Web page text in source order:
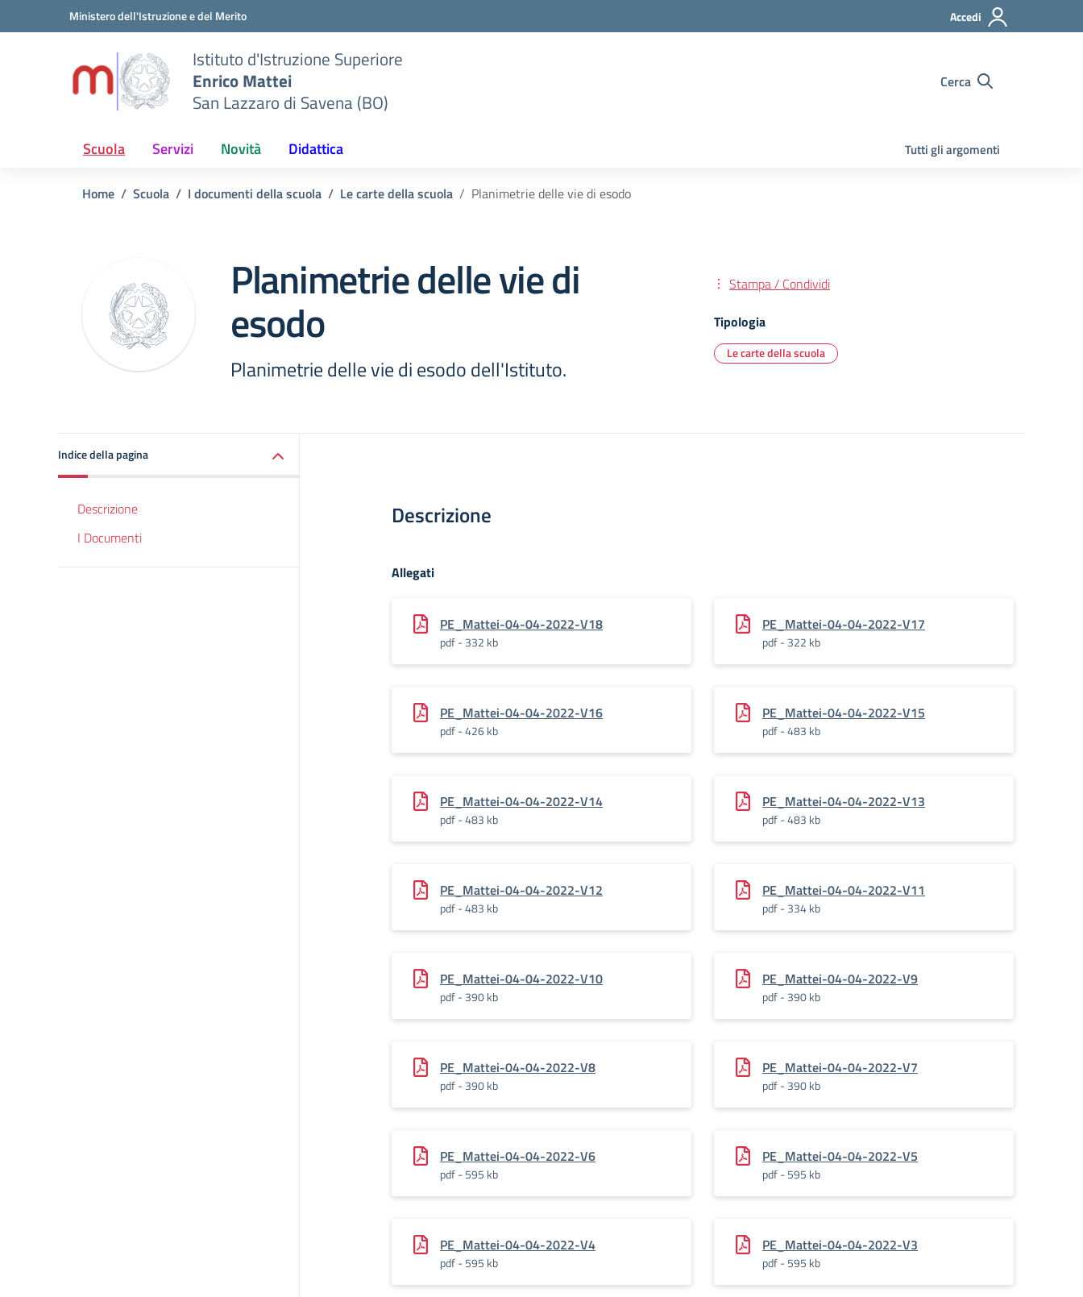
Vai ai contenuti
Vai al menu di navigazioneMinistero dell'Istruzione e del Merito Accedi
Istituto d'Istruzione Superiore
Enrico Mattei
San Lazzaro di Savena (BO)
Cerca
Scuola Servizi Novità Didattica Tutti gli argomenti
Home Scuola I documenti della scuola Le carte della scuola Planimetrie delle vie di esodo
Planimetrie delle vie di
esodo
Planimetrie delle vie di esodo dell'Istituto.
Stampa / Condividi
Tipologia
Le carte della scuola
Indice della pagina
Descrizione
I Documenti
Descrizione
Allegati
PE_Mattei-04-04-2022-V18
pdf - 332 kb
PE_Mattei-04-04-2022-V17
pdf - 322 kb
PE_Mattei-04-04-2022-V16
pdf - 426 kb
PE_Mattei-04-04-2022-V15
pdf - 483 kb
PE_Mattei-04-04-2022-V14
pdf - 483 kb
PE_Mattei-04-04-2022-V13
pdf - 483 kb
PE_Mattei-04-04-2022-V12
pdf - 483 kb
PE_Mattei-04-04-2022-V11
pdf - 334 kb
PE_Mattei-04-04-2022-V10
pdf - 390 kb
PE_Mattei-04-04-2022-V9
pdf - 390 kb
PE_Mattei-04-04-2022-V8
pdf - 390 kb
PE_Mattei-04-04-2022-V7
pdf - 390 kb
PE_Mattei-04-04-2022-V6
pdf - 595 kb
PE_Mattei-04-04-2022-V5
pdf - 595 kb
PE_Mattei-04-04-2022-V4
pdf - 595 kb
PE_Mattei-04-04-2022-V3
pdf - 595 kb